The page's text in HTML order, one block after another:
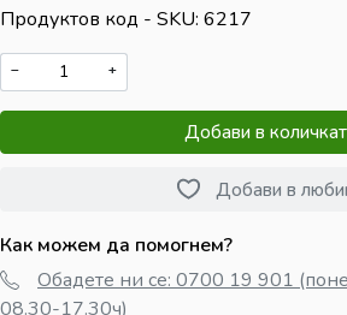
Продуктов код - SKU 6217
− +
Добави в
Добави в
Как можем да помогнем?
Обадете ни се: 0700 19 901
08.30-17.30ч)